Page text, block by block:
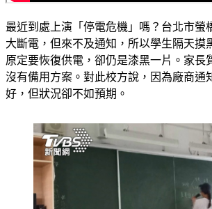
最近到處上演「停電危機」嗎？台北市螢
大斷電，但來不及通知，所以學生隔天摸
原定要恢復供電，卻仍是漆黑一片。家長
沒有備用方案。對此校方說，因為廠商通
好，但狀況卻不如預期。